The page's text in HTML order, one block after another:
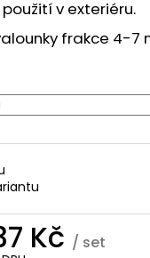
v exteriéru.
frakce 4-7
Kč / set